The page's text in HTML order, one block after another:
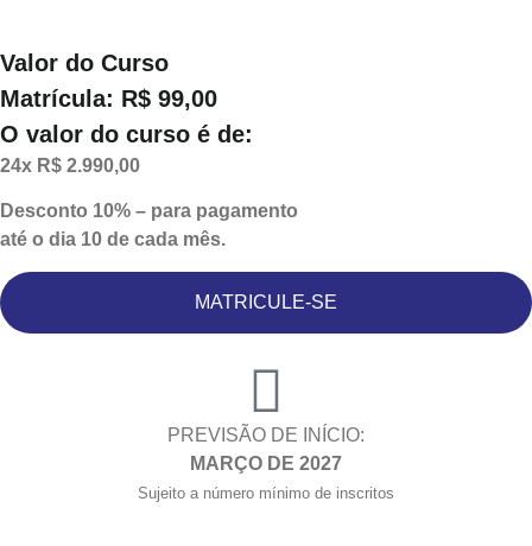
Valor do Curso
Matrícula: R$ 99,00
O valor do curso é de:
24x R$ 2.990,00
Desconto 10% – para pagamento
até o dia 10 de cada mês.
MATRICULE-SE
PREVISÃO DE INÍCIO:
MARÇO DE 2027
Sujeito a número mínimo de inscritos